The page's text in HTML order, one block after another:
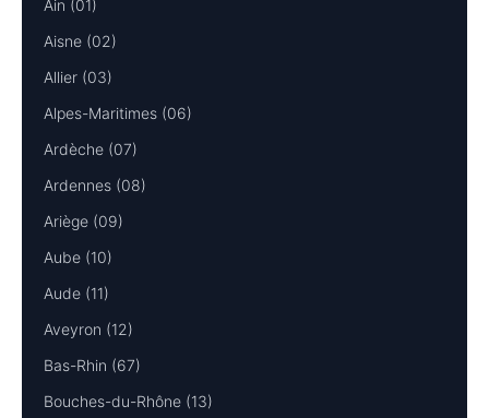
Ain (01)
Aisne (02)
Allier (03)
Alpes-Maritimes (06)
Ardèche (07)
Ardennes (08)
Ariège (09)
Aube (10)
Aude (11)
Aveyron (12)
Bas-Rhin (67)
Bouches-du-Rhône (13)